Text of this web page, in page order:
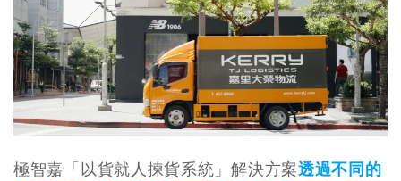
極智嘉「以貨就人揀貨系統」解決方案透過不同的